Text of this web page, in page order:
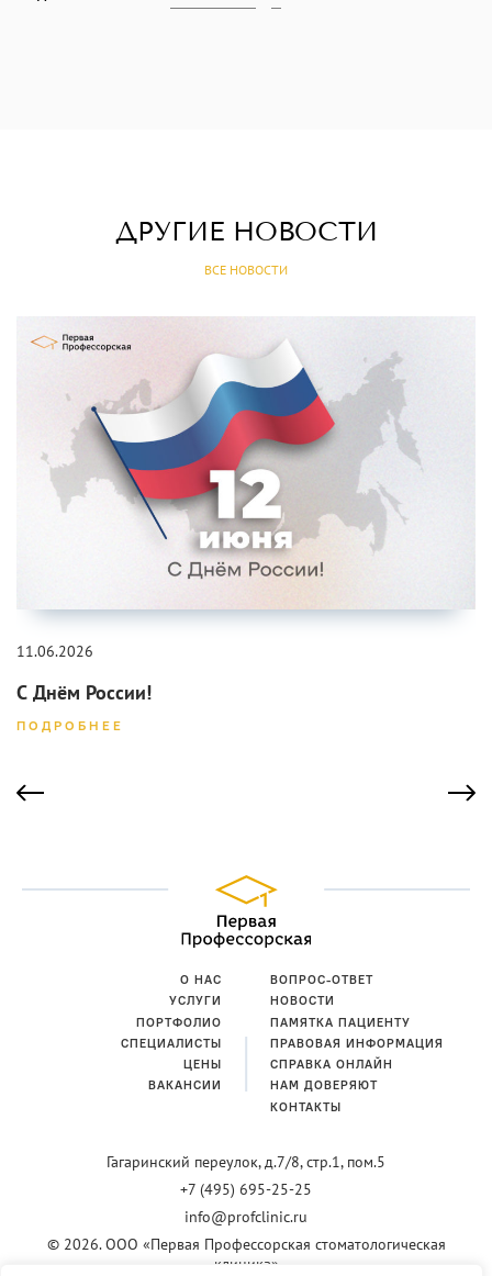
ДРУГИЕ НОВОСТИ
ВСЕ НОВОСТИ
11.06.2026
С Днём России!
ПОДРОБНЕЕ
О НАС
УСЛУГИ
ПОРТФОЛИО
СПЕЦИАЛИСТЫ
ЦЕНЫ
ВАКАНСИИ
ВОПРОС-ОТВЕТ
НОВОСТИ
ПАМЯТКА ПАЦИЕНТУ
ПРАВОВАЯ ИНФОРМАЦИЯ
СПРАВКА ОНЛАЙН
НАМ ДОВЕРЯЮТ
КОНТАКТЫ
Гагаринский переулок,д.7/8, стр.1, пом.5
+7 (495) 695-25-25
info@profclinic.ru
© 2026. ООО «Первая Профессорская стоматологическая
клиника»